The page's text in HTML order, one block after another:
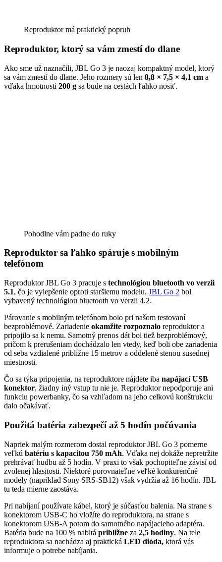
Reproduktor má praktický popruh
Reproduktor, ktorý sa vám zmestí do dlane
Ako sme už naznačili, JBL Go 3 je naozaj kompaktný model, ktorý
sa vám zmestí do dlane. Jeho rozmery sú len 8,8 × 7,5 × 4,1 cm a
vďaka hmotnosti 200 g sa bude na cestách ľahko nosiť.
Pohodlne vám padne do ruky
Reproduktor sa ľahko spáruje s mobilným
telefónom
Reproduktor JBL Go 3 pracuje s technológiou bluetooth vo verzii
5.1, čo je vylepšenie oproti staršiemu modelu. JBL Go 2 bol
vybavený technológiou bluetooth vo verzii 4.2.
Párovanie s mobilným telefónom bolo pri našom testovaní
bezproblémové. Zariadenie okamžite rozpoznalo reproduktor a
pripojilo sa k nemu. Samotný prenos dát bol tiež bezproblémový,
pričom k prerušeniam dochádzalo len vtedy, keď boli obe zariadenia
od seba vzdialené približne 15 metrov a oddelené stenou susednej
miestnosti.
Čo sa týka pripojenia, na reproduktore nájdete iba napájací USB
konektor, žiadny iný vstup tu nie je. Reproduktor nepodporuje ani
funkciu powerbanky, čo sa vzhľadom na jeho celkovú konštrukciu
dalo očakávať.
Použitá batéria zabezpečí až 5 hodín počúvania
Napriek malým rozmerom dostal reproduktor JBL Go 3 pomerne
veľkú batériu s kapacitou 750 mAh. Vďaka nej dokáže nepretržite
prehrávať hudbu až 5 hodín. V praxi to však pochopiteľne závisí od
zvolenej hlasitosti. Niektoré porovnateľne veľké konkurenčné
modely (napríklad Sony SRS-SB12) však vydržia až 16 hodín. JBL
tu teda mierne zaostáva.
Pri nabíjaní používate kábel, ktorý je súčasťou balenia. Na strane s
konektorom USB-C ho vložíte do reproduktora, na strane s
konektorom USB-A potom do samotného napájacieho adaptéra.
Batéria bude na 100 % nabitá približne za 2,5 hodiny. Na tele
reproduktora sa nachádza aj praktická LED dióda, ktorá vás
informuje o potrebe nabíjania.